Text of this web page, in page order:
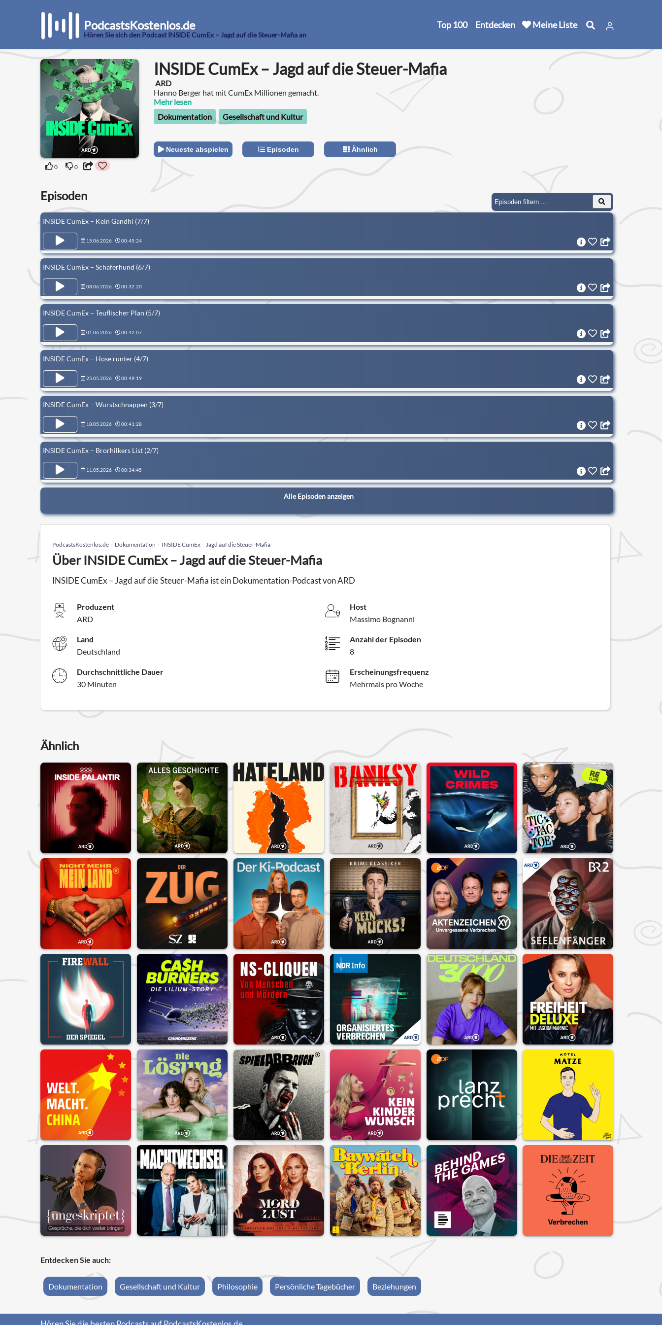
PodcastsKostenlos.de
Hören Sie sich den Podcast INSIDE CumEx – Jagd auf die Steuer-Mafia an
Top 100 Entdecken Meine Liste
0 0
INSIDE CumEx – Jagd auf die Steuer-Mafia
ARD
Hanno Berger hat mit CumEx Millionen gemacht.
Mehr lesen
Dokumentation
Gesellschaft und Kultur
Neueste abspielen Episoden Ähnlich
Episoden
INSIDE CumEx – Kein Gandhi (7/7)
15.06.2026 00:45:24
INSIDE CumEx – Schäferhund (6/7)
08.06.2026 00:32:20
INSIDE CumEx – Teuflischer Plan (5/7)
01.06.2026 00:42:07
INSIDE CumEx – Hose runter (4/7)
25.05.2026 00:49:19
INSIDE CumEx – Wurstschnappen (3/7)
18.05.2026 00:41:28
INSIDE CumEx – Brorhilkers List (2/7)
11.05.2026 00:34:45
Alle Episoden anzeigen
PodcastsKostenlos.de Dokumentation INSIDE CumEx – Jagd auf die Steuer-Mafia
Über INSIDE CumEx – Jagd auf die Steuer-Mafia
INSIDE CumEx – Jagd auf die Steuer-Mafia ist ein Dokumentation-Podcast von ARD
Produzent
ARD
Host
Massimo Bognanni
Land
Deutschland
Anzahl der Episoden
8
Durchschnittliche Dauer
30 Minuten
Erscheinungsfrequenz
Mehrmals pro Woche
Ähnlich
Entdecken Sie auch:
Dokumentation Gesellschaft und Kultur Philosophie Persönliche Tagebücher Beziehungen